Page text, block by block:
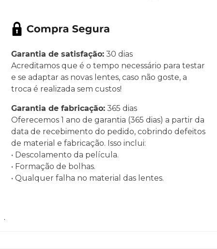
Garantia de satisfação: 30 dias
Acreditamos que é o tempo necessário para testar
e se adaptar as novas lentes, caso não goste, a
troca é realizada sem custos!
Garantia de fabricação: 365 dias
Oferecemos 1 ano de garantia (365 dias) a partir da
data de recebimento do pedido, cobrindo defeitos
de material e fabricação. Isso inclui:
• Descolamento da película.
• Formação de bolhas.
• Qualquer falha no material das lentes.
.